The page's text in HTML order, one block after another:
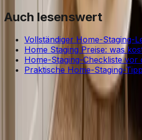
Auch lesenswert
Vollständiger Home-Staging-
Home Staging Preise: was
Home-Staging-Checkliste vor
Praktische Home-Staging-
Kompletter Leitfaden
Den vollständigen
virtuelles Home